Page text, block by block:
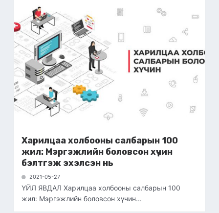
Харилцаа холбооны салбарын 100
жил: Мэргэжлийн боловсон хүчин
бэлтгэж эхэлсэн нь
2021-05-27
ҮЙЛ ЯВДАЛ Харилцаа холбооны салбарын 100
жил: Мэргэжлийн боловсон хүчин...